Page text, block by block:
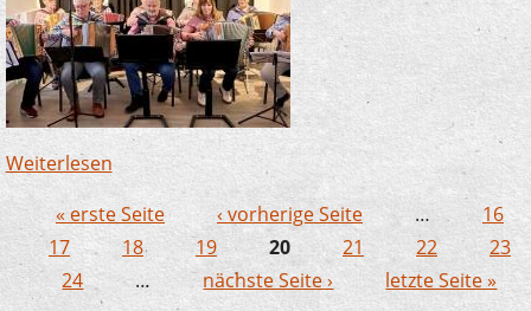
Weiterlesenüber Lennetaler Stub’n Musi begeistert mit
Alpenländischer Volksmusik im Kleinen
Kulturforum
Seiten
« erste Seite ‹ vorherige Seite …
16
17
18 19 20 21 22
23
24
… nächste Seite › letzte Seite »